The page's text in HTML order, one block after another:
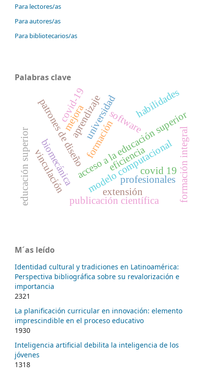
Para lectores/as
Para autores/as
Para bibliotecarios/as
Palabras clave
acceso a la educación superior
modelo computacional
patrones de diseño software
publicación científica
universidad
formación
profesionales
biomecánica
habilidades
aprendizaje
extensión formación integral
vinculación
educación superior
mejora
covid-19
eficienciacovid 19
M´as leído
Identidad cultural y tradiciones en Latinoamérica:
Perspectiva bibliográfica sobre su revalorización e
importancia
2321
La planificación curricular en innovación: elemento
imprescindible en el proceso educativo
1930
Inteligencia artificial debilita la inteligencia de los
jóvenes
1318